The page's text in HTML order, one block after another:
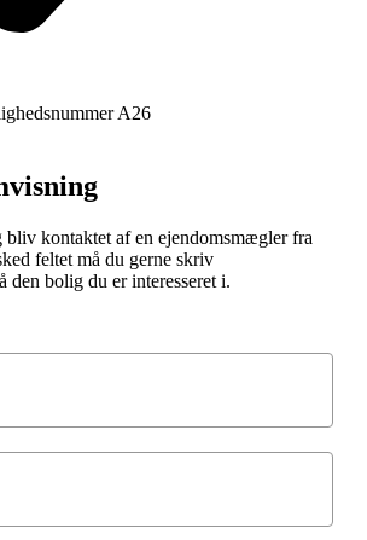
kontaktet af en ejendomsmægler fra
feltet må du gerne skriv
den bolig du er interesseret i.